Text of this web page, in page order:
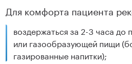
Для комфорта пациента
воздержаться за 2-3 часа до
или газообразующей пищи
газированные напитки);